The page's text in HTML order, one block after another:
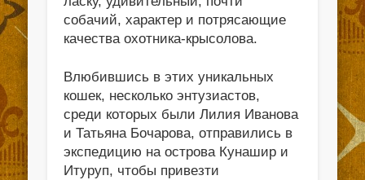
собачий, характер и потрясающие
качества охотника-крысолова.
Влюбившись в этих уникальных
кошек, несколько энтузиастов,
среди которых были Лилия Иванова
и Татьяна Бочарова, отправились в
экспедицию на острова Кунашир и
Итуруп, чтобы привезти